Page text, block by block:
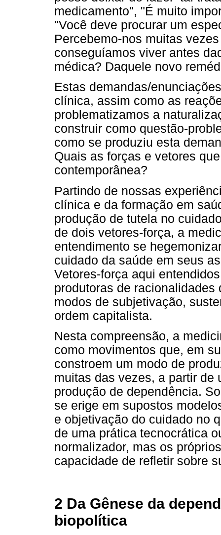
medicamento", "É muito
"Você deve procurar um
Percebemo-nos muitas
conseguíamos viver antes
médica? Daquele novo
Estas demandas/
clínica, assim como as
problematizamos a
construir como questão-
como se produziu esta
Quais as forças e vetores
contemporânea?
Partindo de nossas
clínica e da formação em
produção de tutela no
de dois vetores-força, a
entendimento se
cuidado da saúde em seus
Vetores-força aqui
produtoras de
modos de subjetivação,
ordem capitalista.
Nesta compreensão, a
como movimentos que, em
constroem um modo de
muitas das vezes, a partir
produção de dependência.
se erige em supostos
e objetivação do cuidado no
de uma prática tecnocrática
normalizador, mas os
capacidade de refletir sobre
2 Da Gênese da
biopolítica